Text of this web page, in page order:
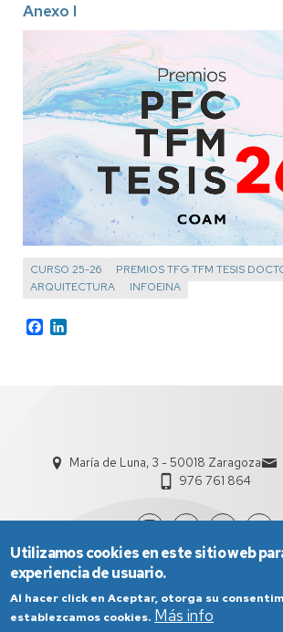
Anexo I
CURSO 25-26
PREMIOS TFG TFM TESIS
ARQUITECTURA
INFOEINA
Facebook
María de Luna, 3 - 50018 Zaragoza
976 761 864
Utilizamos cookies en este sitio web
experiencia de usuario.
Al hacer click en Aceptar, otorga su
establezcamos cookies. Más info